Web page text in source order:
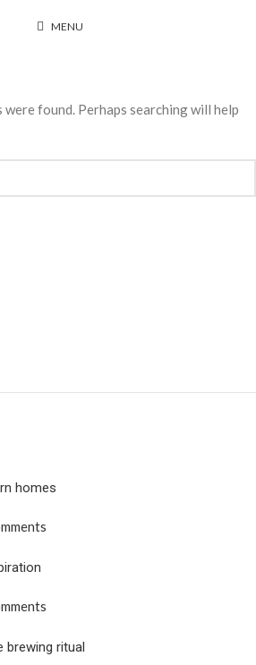
MENU
found. Perhaps searching will help
homes
brewing ritual